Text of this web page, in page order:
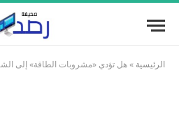
الرئيسية »هل تؤدي «مشروبات الطاقة» إلى